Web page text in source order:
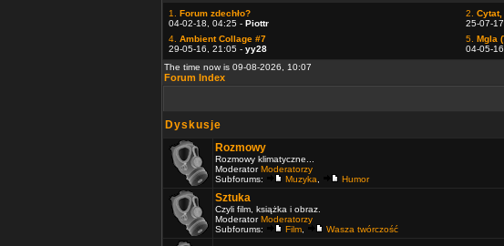
1. Forum zdechło?
04-02-18, 04:25 - Piottr
2. Cytat,
25-07-
4. Ambient Collage #7
29-05-16, 21:05 - yy28
5. Mgla
04-05-
The time now is 09-08-2026, 10:07
Forum Index
Dyskusje
Rozmowy
Rozmowy klimatyczne...
ModeratorModeratorzy
Subforums:
Muzyka Humor
Sztuka
Czyli film, książka i obraz.
ModeratorModeratorzy
Subforums:
Film Wasza twórczość